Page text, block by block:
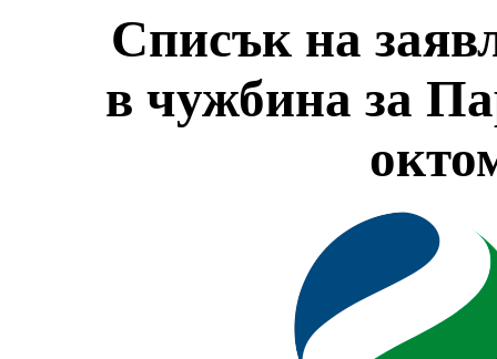
Списък на
в чужбина за